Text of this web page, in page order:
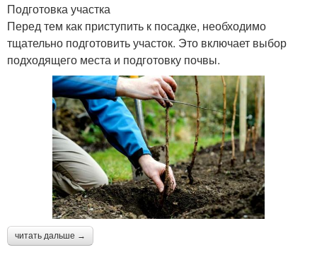
Подготовка участка
Перед тем как приступить к посадке, необходимо
тщательно подготовить участок. Это включает выбор
подходящего места и подготовку почвы.
читать дальше →